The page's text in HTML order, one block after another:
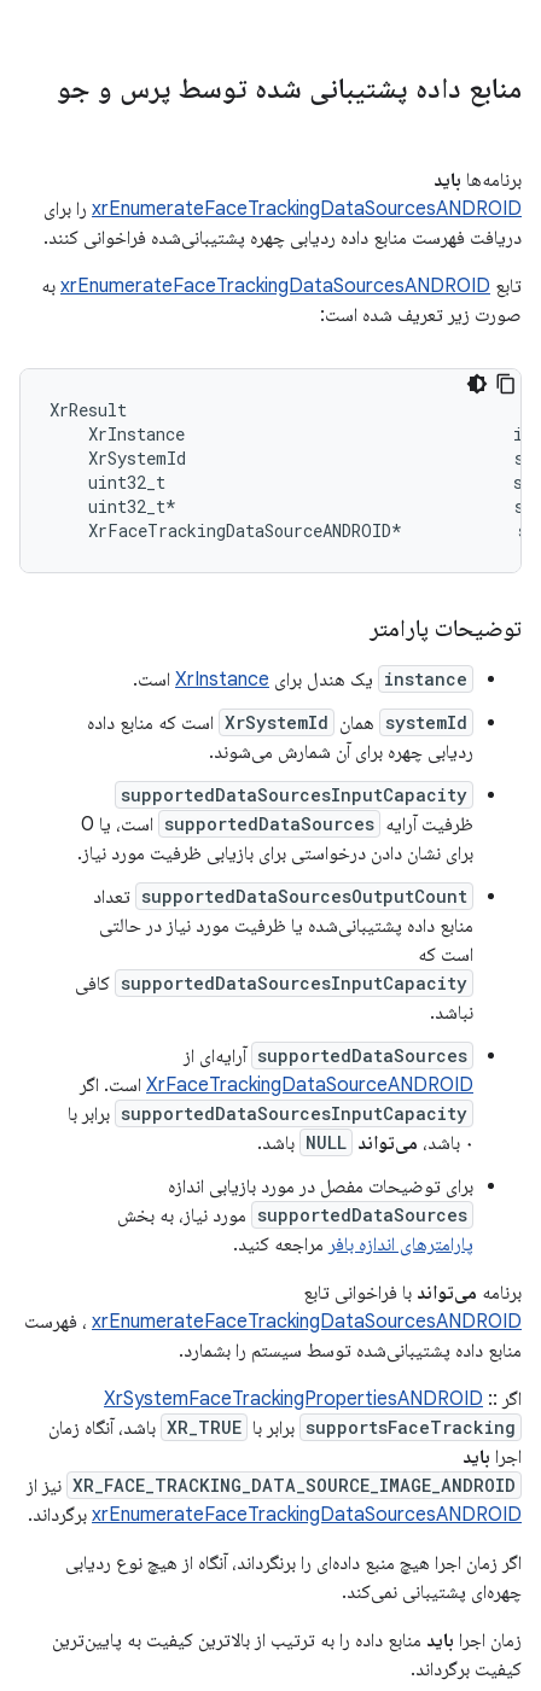
منابع داده پشتیبانی شده توسط پرس و جو
برنامه‌ها باید
xrEnumerateFaceTrackingDataSourcesANDROID را برای
دریافت فهرست منابع داده ردیابی چهره پشتیبانی‌شده فراخوانی کنند.
تابع xrEnumerateFaceTrackingDataSourcesANDROID به
صورت زیر تعریف شده است:
XrResult
XrInstance
XrSystemId
uint32_t
uint32_t*
توضیحات پارامتر
instance یک هندل برای XrInstance است.
systemId همان XrSystemId است که منابع داده
ردیابی چهره برای آن شمارش می‌شوند.
supportedDataSourcesInputCapacity
ظرفیت آرایه supportedDataSources
است، یا 0
برای نشان دادن درخواستی برای بازیابی ظرفیت مورد نیاز.
supportedDataSourcesOutputCount تعداد
منابع داده پشتیبانی‌شده یا ظرفیت مورد نیاز در حالتی
است که
supportedDataSourcesInputCapacity کافی
نباشد.
supportedDataSources آرایه‌ای از
XrFaceTrackingDataSourceANDROID است. اگر
supportedDataSourcesInputCapacity برابر با
۰ باشد،
می‌تواند NULL باشد.
برای توضیحات مفصل در مورد بازیابی اندازه
supportedDataSources مورد نیاز، به بخش
پارامترهای اندازه بافر مراجعه کنید.
برنامه می‌تواند با فراخوانی تابع
xrEnumerateFaceTrackingDataSourcesANDROID ، فهرست
منابع داده پشتیبانی‌شده توسط سیستم را بشمارد.
اگر
XrSystemFaceTrackingPropertiesANDROID ::
supportsFaceTracking برابر با XR_TRUE باشد، آنگاه زمان
اجرا باید
XR_FACE_TRACKING_DATA_SOURCE_IMAGE_ANDROID نیز از
xrEnumerateFaceTrackingDataSourcesANDROID برگرداند.
اگر زمان اجرا هیچ منبع داده‌ای را برنگرداند، آنگاه از هیچ نوع ردیابی
چهره‌ای پشتیبانی نمی‌کند.
زمان اجرا باید منابع داده را به ترتیب از بالاترین کیفیت به پایین‌ترین
کیفیت برگرداند.